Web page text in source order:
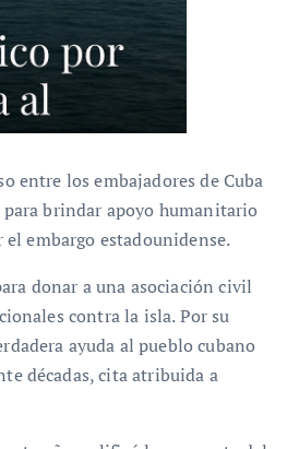
entre los embajadores de Cuba
para brindar apoyo humanitario
embargo estadounidense.
donar a una asociación civil
contra la isla. Por su
ayuda al pueblo cubano
décadas, cita atribuida a